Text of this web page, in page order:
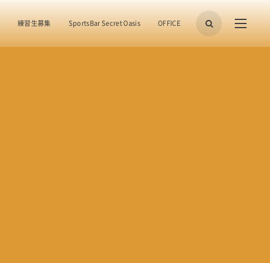
練習生募集 SportsBar Secret Oasis OFFICE